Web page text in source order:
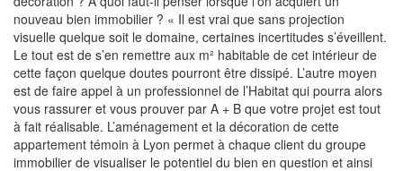
nouveau bien immobilier ? « Il est vrai que sans projection
visuelle quelque soit le domaine, certaines incertitudes s’éveillent.
Le tout est de s’en remettre aux m² habitable de cet intérieur de
cette façon quelque doutes pourront être dissipé. L’autre moyen
est de faire appel à un professionnel de l’Habitat qui pourra alors
vous rassurer et vous prouver par A + B que votre projet est tout
à fait réalisable. L’aménagement et la décoration de cette
appartement témoin à Lyon permet à chaque client du groupe
immobilier de visualiser le potentiel du bien en question et ainsi